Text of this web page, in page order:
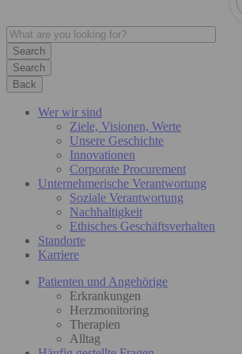
Search
Back
Wer wir sind
Ziele, Visionen, Werte
Unsere Geschichte
Innovationen
Corporate Procurement
Unternehmerische Verantwortung
Soziale Verantwortung
Nachhaltigkeit
Ethisches Geschäftsverhalten
Standorte
Karriere
Patienten und Angehörige
Erkrankungen
Herzmonitoring
Therapien
Alltag